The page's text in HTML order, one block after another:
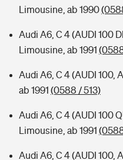
Limousine, ab 1990
Audi A6, C 4 (AUDI 100
Limousine, ab 1991
Audi A6, C 4 (AUDI 100,
ab 1991 (0588 / 513)
Audi A6, C 4 (AUDI 100
Limousine, ab 1991
Audi A6, C 4 (AUDI 100,